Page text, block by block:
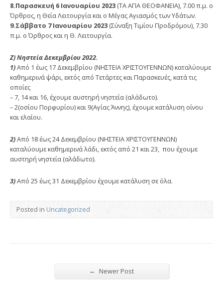
8.Παρασκευή 6 Ιανουαρίου 2023 (ΤΑ ΑΓΙΑ ΘΕΟΦΑΝΕΙΑ), 7.00 π.μ. ο
Όρθρος, η Θεία Λειτουργία και ο Μέγας Αγιασμός των Υδάτων.
9.Σάββατο 7 Ιανουαρίου 2023 (Σύναξη Τιμίου Προδρόμου), 7.30
π.μ. ο Όρθρος και η Θ. Λειτουργία.
Ζ) Νηστεία Δεκεμβρίου 2022.
1)Από 1 έως 17 Δεκεμβρίου (ΝΗΣΤΕΙΑ ΧΡΙΣΤΟΥΓΕΝΝΩΝ) καταλύουμε
καθημερινά ψάρι, εκτός από Τετάρτες και Παρασκευές, κατά τις
οποίες
– 7, 14 και 16, έχουμε αυστηρή νηστεία (αλάδωτο).
– 2(οσίου Πορφυρίου) και 9(Αγίας Άννης), έχουμε κατάλυση οίνου
και ελαίου.
2)Από 18 έως 24 Δεκεμβρίου (ΝΗΣΤΕΙΑ ΧΡΙΣΤΟΥΓΕΝΝΩΝ)
καταλύουμε καθημερινά λάδι, εκτός από 21 και 23, που έχουμε
αυστηρή νηστεία (αλάδωτο).
3)Από 25 έως 31 Δεκεμβρίου έχουμε κατάλυση σε όλα.
Posted in Uncategorized
← Newer Post